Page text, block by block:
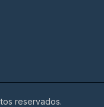
reservados.